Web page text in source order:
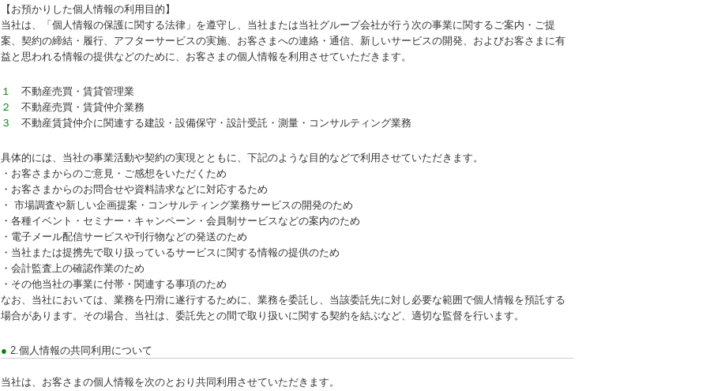
【お預かりした個人情報の利用目的】
当社は、「個人情報の保護に関する法律」を遵守し、当社または当社グループ会社が行う次の事業に関するご案内・ご提
案、契約の締結・履行、アフターサービスの実施、お客さまへの連絡・通信、新しいサービスの開発、およびお客さまに有
益と思われる情報の提供などのために、お客さまの個人情報を利用させていただきます。
１
不動産売買・賃貸管理業
２
不動産売買・賃貸仲介業務
３
不動産賃貸仲介に関連する建設・設備保守・設計受託・測量・コンサルティング業務
具体的には、当社の事業活動や契約の実現とともに、下記のような目的などで利用させていただきます。
・お客さまからのご意見・ご感想をいただくため
・お客さまからのお問合せや資料請求などに対応するため
・ 市場調査や新しい企画提案・コンサルティング業務サービスの開発のため
・各種イベント・セミナー・キャンペーン・会員制サービスなどの案内のため
・電子メール配信サービスや刊行物などの発送のため
・当社または提携先で取り扱っているサービスに関する情報の提供のため
・会計監査上の確認作業のため
・その他当社の事業に付帯・関連する事項のため
なお、当社においては、業務を円滑に遂行するために、業務を委託し、当該委託先に対し必要な範囲で個人情報を預託する
場合があります。その場合、当社は、委託先との間で取り扱いに関する契約を結ぶなど、適切な監督を行います。
2.個人情報の共同利用について
当社は、お客さまの個人情報を次のとおり共同利用させていただきます。